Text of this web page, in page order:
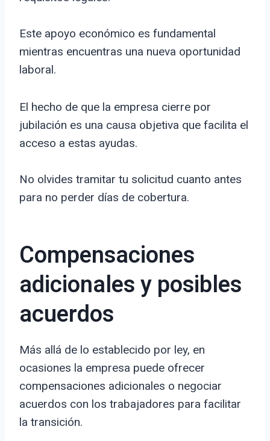
Este apoyo económico es fundamental
mientras encuentras una nueva oportunidad
laboral.
El hecho de que la empresa cierre por
jubilación es una causa objetiva que facilita el
acceso a estas ayudas.
No olvides tramitar tu solicitud cuanto antes
para no perder días de cobertura.
Compensaciones
adicionales y posibles
acuerdos
Más allá de lo establecido por ley, en
ocasiones la empresa puede ofrecer
compensaciones adicionales o negociar
acuerdos con los trabajadores para facilitar
la transición.